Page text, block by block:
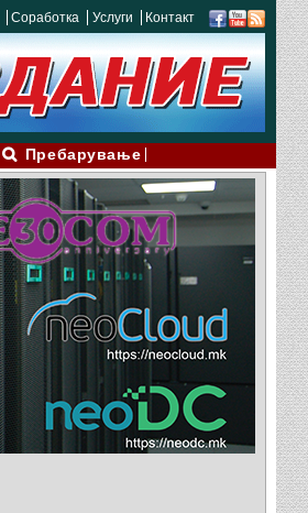
Соработка Услуги Контакт
Пребарување